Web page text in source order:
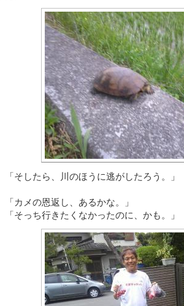
「そしたら、川のほうに逃がしたろう。」
「カメの恩返し、あるかな。」
「そっち行きたくなかったのに、かも。」